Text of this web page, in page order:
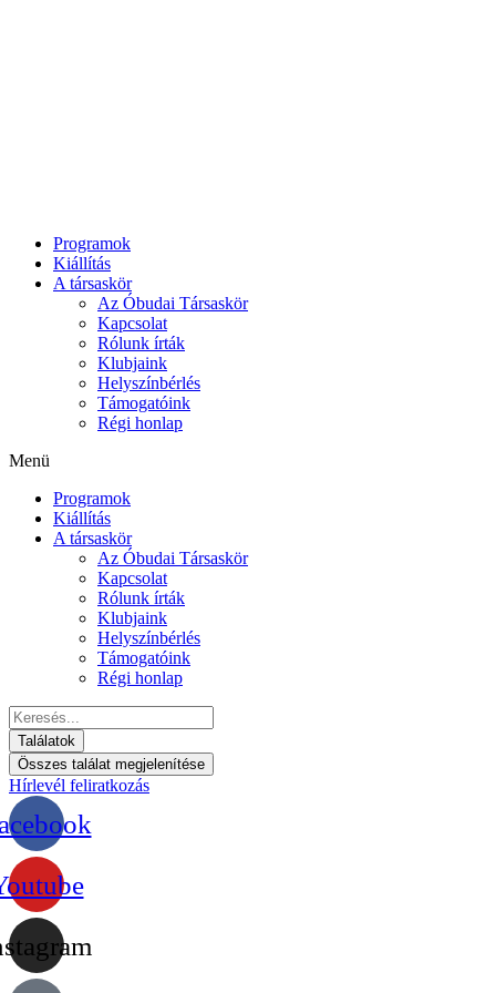
Programok
Kiállítás
A társaskör
Az Óbudai Társaskör
Kapcsolat
Rólunk írták
Klubjaink
Helyszínbérlés
Támogatóink
Régi honlap
Menü
Programok
Kiállítás
A társaskör
Az Óbudai Társaskör
Kapcsolat
Rólunk írták
Klubjaink
Helyszínbérlés
Támogatóink
Régi honlap
Találatok
Összes találat megjelenítése
Hírlevél feliratkozás